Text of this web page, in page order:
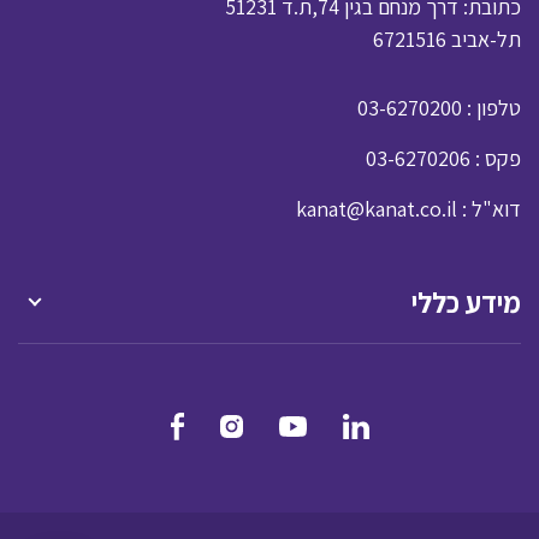
כתובת: דרך מנחם בגין 74,ת.ד 51231
תל-אביב 6721516
03-6270200
: טלפון
03-6270206 : פקס
kanat@kanat.co.il : דוא"ל
מידע כללי